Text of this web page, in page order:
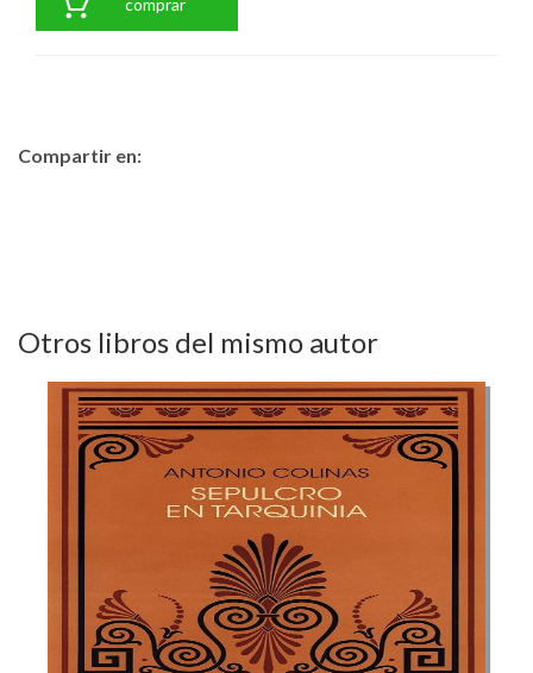
comprar
Compartir en:
Otros libros del mismo autor